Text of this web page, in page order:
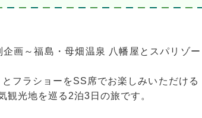
画～福島・母畑温泉 八幡屋とスパリゾ
フラショーをSS席でお楽しみいただけ
光地を巡る2泊3日の旅です。